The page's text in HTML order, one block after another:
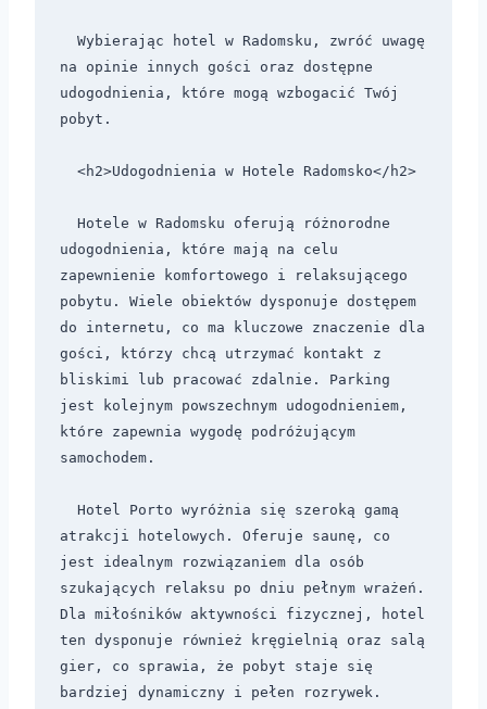
na opinie innych gości oraz dostępne
udogodnienia, które mogą wzbogacić Twój
pobyt.
udogodnienia, które mają na celu
zapewnienie komfortowego i relaksującego
pobytu. Wiele obiektów dysponuje dostępem
do internetu, co ma kluczowe znaczenie dla
gości, którzy chcą utrzymać kontakt z
bliskimi lub pracować zdalnie. Parking
jest kolejnym powszechnym udogodnieniem,
które zapewnia wygodę podróżującym
samochodem.
atrakcji hotelowych. Oferuje saunę, co
jest idealnym rozwiązaniem dla osób
szukających relaksu po dniu pełnym wrażeń.
Dla miłośników aktywności fizycznej, hotel
ten dysponuje również kręgielnią oraz salą
gier, co sprawia, że pobyt staje się
bardziej dynamiczny i pełen rozrywek.